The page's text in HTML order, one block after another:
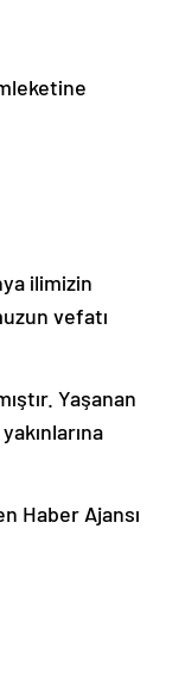
ilimizin
vefatı
Yaşanan
Haber Ajansı